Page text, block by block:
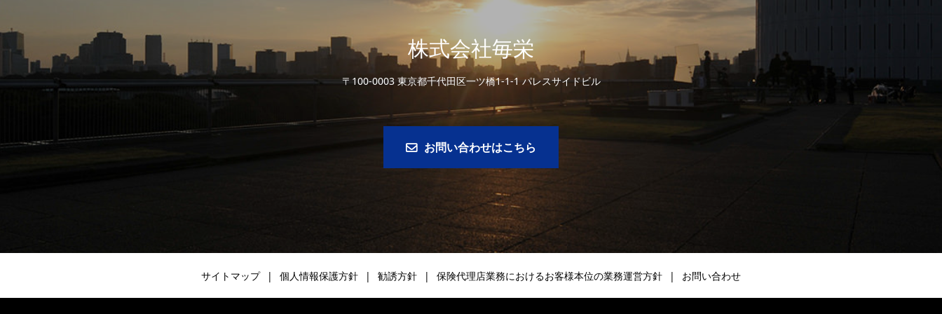
株式会社毎栄
〒100-0003 東京都千代田区一ツ橋1-1-1 パレスサイドビル
お問い合わせはこちら
サイトマップ 個人情報保護方針 勧誘方針 保険代理店業務におけるお客様本位の業務運営方針 お問い合わせ